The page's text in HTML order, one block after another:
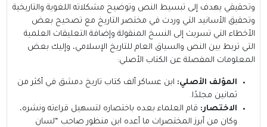
وتحقيقي يهدف إلى تبسيط النص وتوضيح مشكلاته اللغوية والتاريخية
وتحقيق الأسانيد التي وردت في مختصر التاريخ مع تصحيح بعض
الأخطاء التي تسربت إلى النسخ المنقولة وإضافة التعليقات العلمية
التي تربط بين النص والسياق العام للتاريخ الإسلامي، وإليك بعض
المعلومات المفصلة عن الكتاب الأصلي:
المؤلف الأصلي: ابن عساكر ألف كتاب تاريخ دمشق في أكثر من
ثمانين مجلدًا.
الاختصار: قام العلماء بعده باختصاره لتسهيل قراءته ونشره،
وكان من أبرز المختصرات ما أعده ابن منظور صاحب “لسان